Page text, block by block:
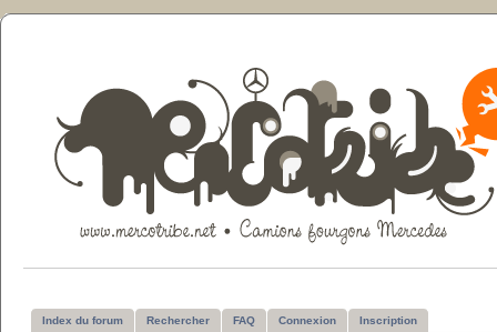
Index du forum Rechercher FAQ Connexion Inscription